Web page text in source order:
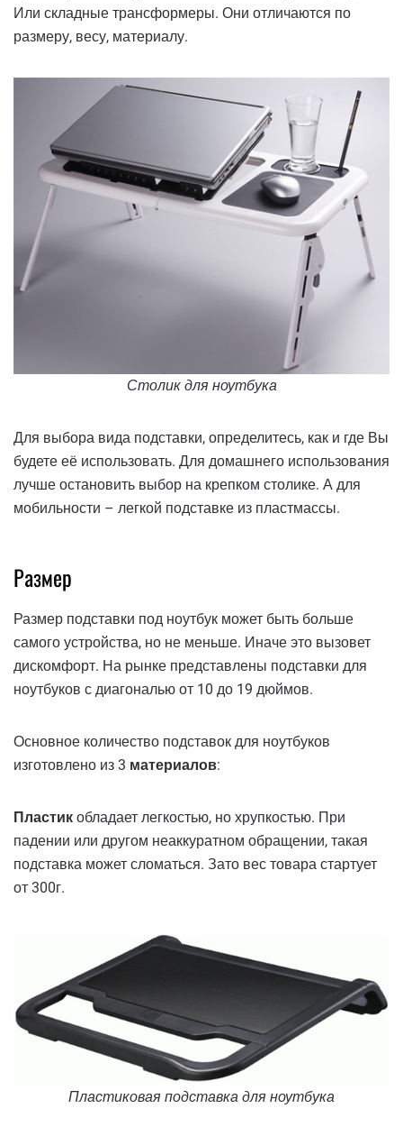
Или складные трансформеры. Они отличаются по
размеру, весу, материалу.
Столик для ноутбука
Для выбора вида подставки, определитесь, как и где Вы
будете её использовать. Для домашнего использования
лучше остановить выбор на крепком столике. А для
мобильности – легкой подставке из пластмассы.
Размер
Размер подставки под ноутбук может быть больше
самого устройства, но не меньше. Иначе это вызовет
дискомфорт. На рынке представлены подставки для
ноутбуков с диагональю от 10 до 19 дюймов.
Основное количество подставок для ноутбуков
изготовлено из 3 материалов:
Пластик обладает легкостью, но хрупкостью. При
падении или другом неаккуратном обращении, такая
подставка может сломаться. Зато вес товара стартует
от 300г.
Пластиковая подставка для ноутбука